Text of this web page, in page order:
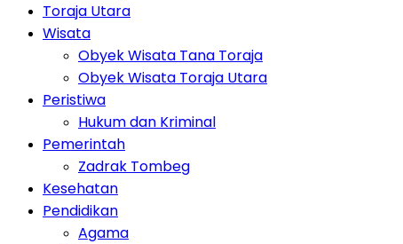
Toraja Utara
Wisata
Obyek Wisata Tana Toraja
Obyek Wisata Toraja Utara
Peristiwa
Hukum dan Kriminal
Pemerintah
Zadrak Tombeg
Kesehatan
Pendidikan
Agama